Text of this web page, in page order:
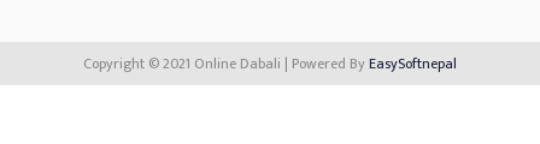
Copyright © 2021 Online Dabali | Powered ByEasySoftnepal